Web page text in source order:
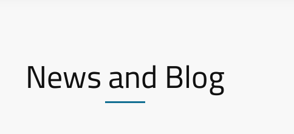
News and Blog